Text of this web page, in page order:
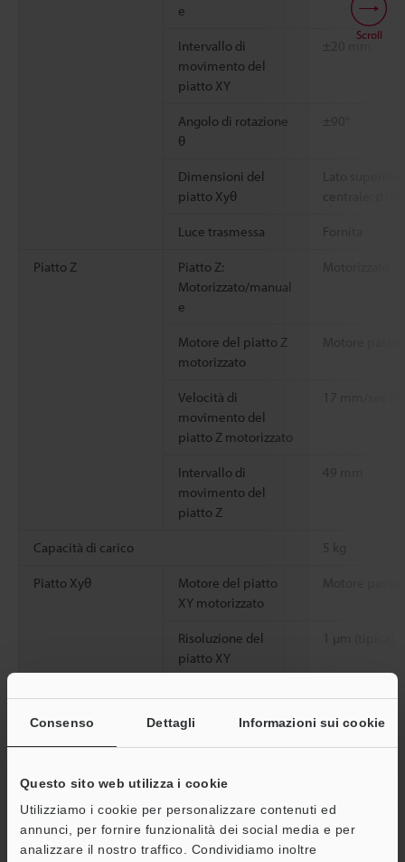
Consenso Dettagli Informazioni sui cookie
Questo sito web utilizza i cookie
Utilizziamo i cookie per personalizzare contenuti ed
annunci, per fornire funzionalità dei social media e per
analizzare il nostro traffico. Condividiamo inoltre
e
Intervallo di
movimento del
piatto XY
±20 mm
Angolo di rotazione
θ
±90°
Dimensioni del
piatto Xyθ
centrale:
Luce trasmessa Fornita
Piatto Z
Piatto Z:
Motorizzato/manual
e
Motorizzato
Motore del piatto Z
motorizzato
Motore passo
Velocità di
movimento del
piatto Z motorizzato
Intervallo di
movimento del
piatto Z
49 mm
Capacità di carico 5 kg
Piatto Xyθ
Motore del piatto
XY motorizzato
Motore passo
Risoluzione del
piatto XY
motorizzato
movimento del
piatto XY
Piatto Z
Risoluzione del
piatto Z motorizzato
0,1 µm (tipica)
Scroll